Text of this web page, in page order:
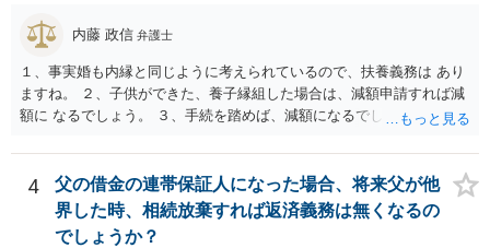
内藤 政信 弁護士
１、事実婚も内縁と同じように考えられているので、扶養義務は あり
ますね。 ２、子供ができた、養子縁組した場合は、減額申請すれば減
額に なるでしょう。 ３、手続を踏めば、減額になるでしょう。 ４、
しょう。 いろいろ議論のあるところですが、実務は上記のような運用
でしょう。
4
父の借金の連帯保証人になった場合、将来父が他
界した時、相続放棄すれば返済義務は無くなるの
でしょうか？